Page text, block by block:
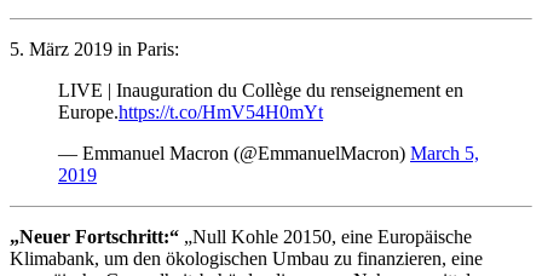
5. März 2019 in Paris:
LIVE | Inauguration du Collège du renseignement en
Europe.https://t.co/HmV54H0mYt
— Emmanuel Macron (@EmmanuelMacron) March 5,
2019
„Neuer Fortschritt:“ „Null Kohle 20150, eine Europäische
Klimabank, um den ökologischen Umbau zu finanzieren, eine